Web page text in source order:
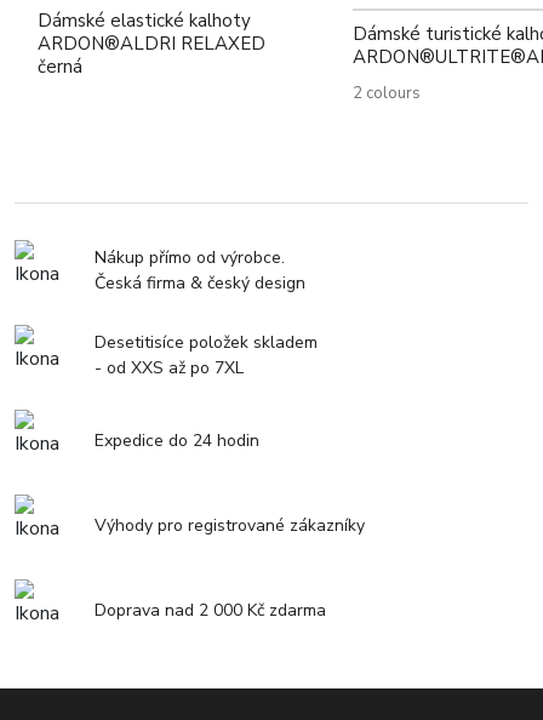
Dámské elastické kalhoty
ARDON®ALDRI RELAXED
černá
Dámské turistické
2 colours
Nákup přímo od výrobce.
Česká firma & český design
Desetitisíce položek skladem
- od XXS až po 7XL
Expedice do 24 hodin
Výhody pro registrované zákazníky
Doprava nad 2 000 Kč zdarma